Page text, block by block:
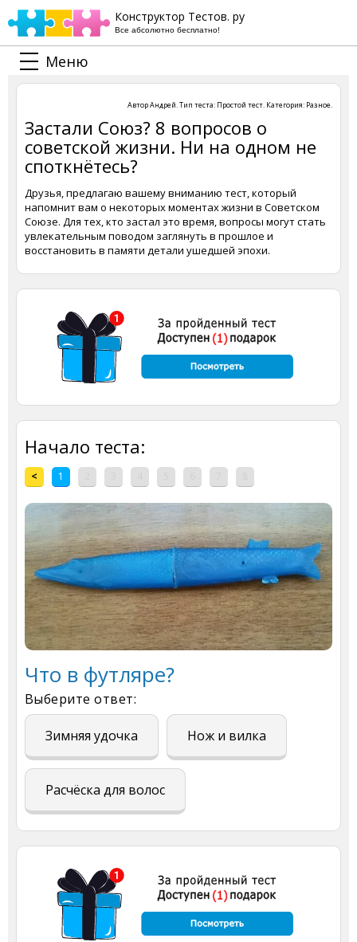
Конструктор Тестов. ру
Все абсолютно бесплатно!
Меню
АвторАндрей. Тип теста: Простой тест. Категория: Разное.
Застали Союз? 8 вопросов о
советской жизни. Ни на одном не
споткнётесь?
Друзья, предлагаю вашему вниманию тест, который
напомнит вам о некоторых моментах жизни в Советском
Союзе. Для тех, кто застал это время, вопросы могут стать
увлекательным поводом заглянуть в прошлое и
восстановить в памяти детали ушедшей эпохи.
Начало теста:
< 1
Что в футляре?
Выберите ответ:
Зимняя удочка Нож и вилка
Расчёска для волос